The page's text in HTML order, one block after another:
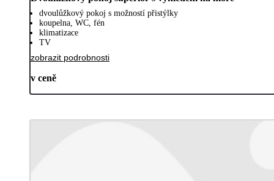
dvoulůžkový pokoj s možností přistýlky
koupelna, WC, fén
klimatizace
TV
zobrazit podrobnosti
v ceně